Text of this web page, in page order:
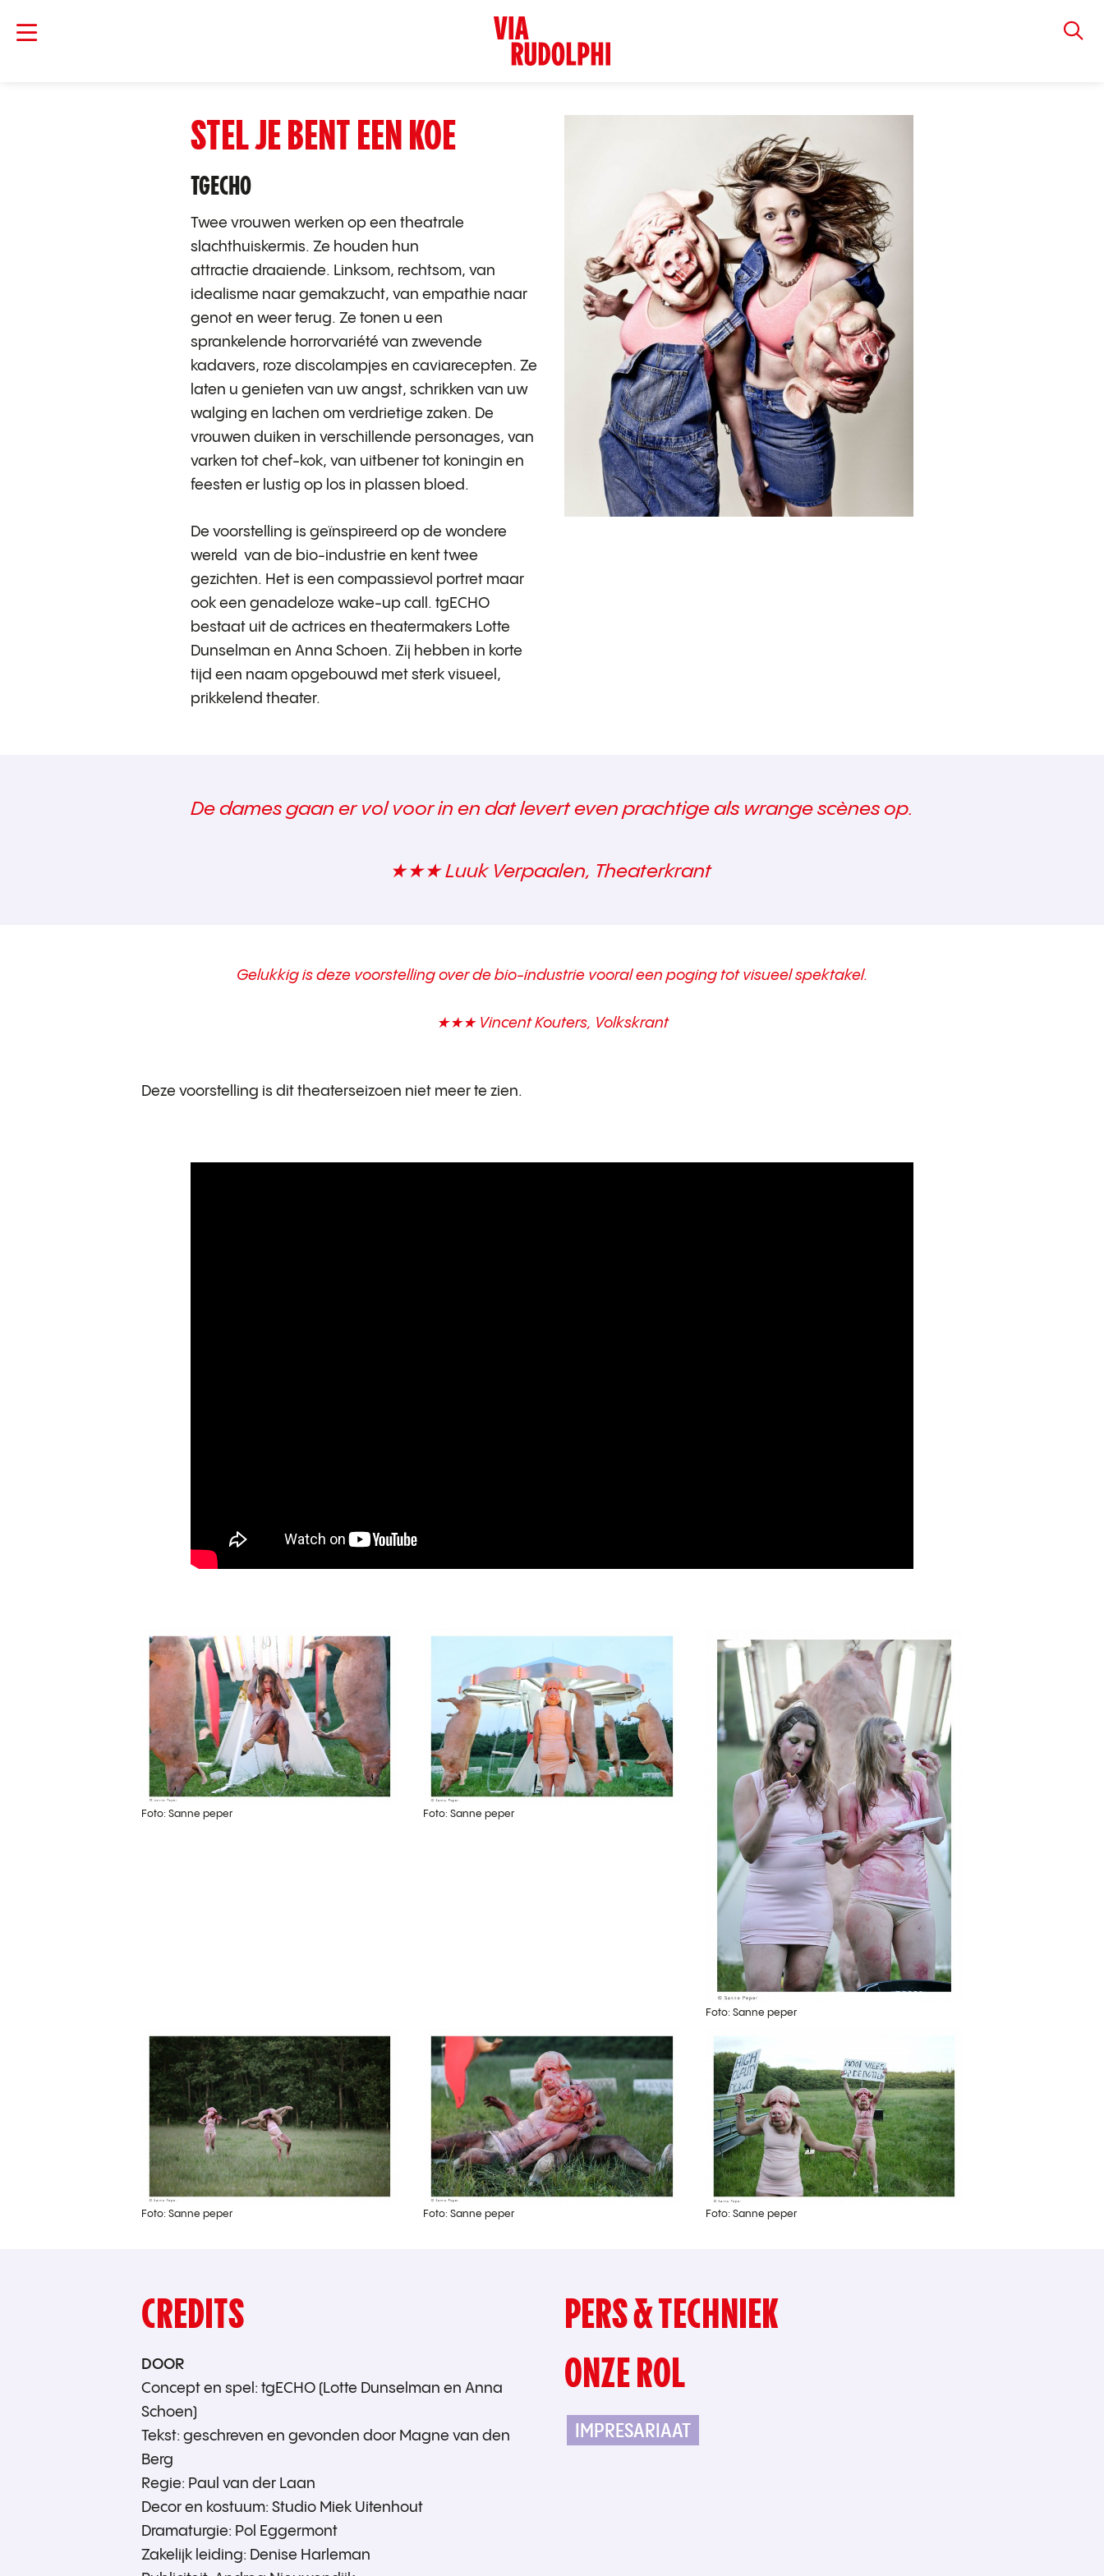
STEL JE BENT EEN KOE
TGECHO
Twee vrouwen werken op een theatrale
slachthuiskermis. Ze houden hun
attractie draaiende. Linksom, rechtsom, van
idealisme naar gemakzucht, van empathie naar
genot en weer terug. Ze tonen u een
sprankelende horrorvariété van zwevende
kadavers, roze discolampjes en caviarecepten. Ze
laten u genieten van uw angst, schrikken van uw
walging en lachen om verdrietige zaken. De
vrouwen duiken in verschillende personages, van
varken tot chef-kok, van uitbener tot koningin en
feesten er lustig op los in plassen bloed.
De voorstelling is geïnspireerd op de wondere
wereld van de bio-industrie en kent twee
gezichten. Het is een compassievol portret maar
ook een genadeloze wake-up call. tgECHO
bestaat uit de actrices en theatermakers Lotte
Dunselman en Anna Schoen. Zij hebben in korte
tijd een naam opgebouwd met sterk visueel,
prikkelend theater.
De dames gaan er vol voor in en dat levert even prachtige als wrange scènes op.
★★★Luuk Verpaalen, Theaterkrant
Gelukkig is deze voorstelling over de bio-industrie vooral een poging tot visueel spektakel.
★★★ Vincent Kouters, Volkskrant
Deze voorstelling is dit theaterseizoen niet meer te zien.
Foto: Sanne peper Foto: Sanne peper
Foto: Sanne peper
Foto: Sanne peper Foto: Sanne peper Foto: Sanne peper
CREDITS
DOOR
Concept en spel: tgECHO (Lotte Dunselman en Anna
Schoen)
Tekst: geschreven en gevonden door Magne van den
Berg
Regie: Paul van der Laan
Decor en kostuum: Studio Miek Uitenhout
Dramaturgie: Pol Eggermont
Zakelijk leiding: Denise Harleman
PERS & TECHNIEK
ONZE ROL
IMPRESARIAAT